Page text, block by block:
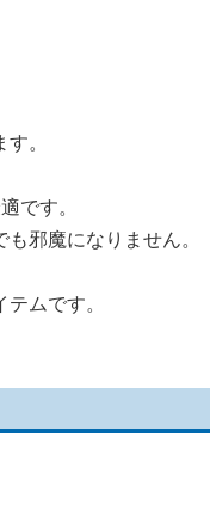
。
です。
邪魔になりません。
ムです。